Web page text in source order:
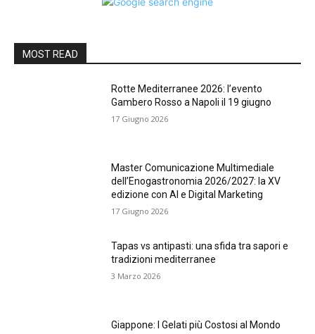
MOST READ
Rotte Mediterranee 2026: l’evento
Gambero Rosso a Napoli il 19 giugno
17 Giugno 2026
Master Comunicazione Multimediale
dell’Enogastronomia 2026/2027: la XV
edizione con AI e Digital Marketing
17 Giugno 2026
Tapas vs antipasti: una sfida tra sapori e
tradizioni mediterranee
3 Marzo 2026
Giappone: I Gelati più Costosi al Mondo